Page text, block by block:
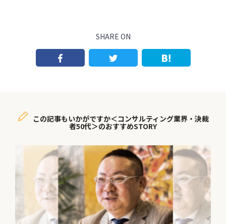
SHARE ON
この記事もいかがですか＜コンサルティング業界・決裁
者50代＞のおすすめSTORY